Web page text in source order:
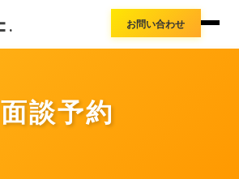
お問い合わせ
面談予約